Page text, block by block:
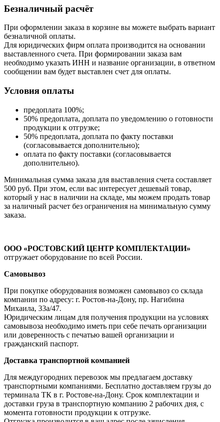
Безналичный расчёт
При оформлении заказа в корзине вы можете выбрать вариант
безналичной оплаты.
Для юридических фирм оплата производится на основании
выставленного счета. При формировании заказа вам
необходимо указать ИНН и название организации, в ответном
сообщении вам будет выставлен счет для оплаты.
Условия оплаты
предоплата 100%;
50% предоплата, доплата по уведомлению о готовности
продукции к отгрузке;
50% предоплата, доплата по факту поставки
(согласовывается дополнительно);
оплата по факту поставки (согласовывается
дополнительно).
Минимальная сумма заказа для выставления счета составляет
500 руб. При этом, если вас интересует дешевый товар,
который у нас в наличии на складе, мы можем продать товар
за наличный расчет без ограничения на минимальную сумму
заказа.
ООО «РОСТОВСКИЙ ЦЕНТР КОМПЛЕКТАЦИИ»
отгружает оборудование по всей России.
Самовывоз
При покупке оборудования возможен самовывоз со склада
компании по адресу: г. Ростов-на-Дону, пр. Нагибина
Михаила, 33а/47.
Юридическим лицам для получения продукции на условиях
самовывоза необходимо иметь при себе печать организации
или доверенность с печатью вашей организации и
гражданский паспорт.
Доставка транспортной компанией
Для междугородних перевозок мы предлагаем доставку
транспортными компаниями. Бесплатно доставляем грузы до
терминала ТК в г. Ростове-на-Дону. Срок комплектации и
доставки груза в транспортную компанию 2 рабочих дня, с
момента готовности продукции к отгрузке.